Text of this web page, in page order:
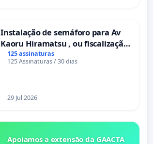
Instalação de semáforo para Av
Kaoru Hiramatsu , ou fiscalização
Eletrônica
125 assinaturas
125 Assinaturas / 30 dias
29 Jul 2026
Apoiamos a extensão da GAACTA